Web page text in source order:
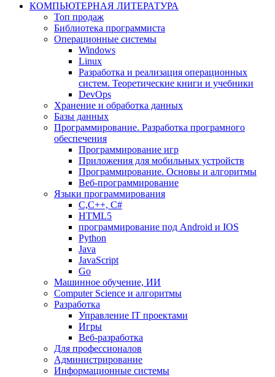
КОМПЬЮТЕРНАЯ ЛИТЕРАТУРА
Топ продаж
Библиотека программиста
Операционные системы
Windows
Linux
Разработка и реализация операционных
систем. Теоретические книги и учебники
DevOps
Хранение и обработка данных
Базы данных
Программирование. Разработка програмного
обеспечения
Программирование игр
Приложения для мобильных устройств
Программирование. Основы и алгоритмы
Веб-программирование
Языки программирования
С,С++, С#
HTML5
программирование под Android и IOS
Python
Java
JavaScript
Go
Машинное обучение, ИИ
Computer Science и алгоритмы
Разработка
Управление IT проектами
Игры
Веб-разработка
Для профессионалов
Администрирование
Информационные системы